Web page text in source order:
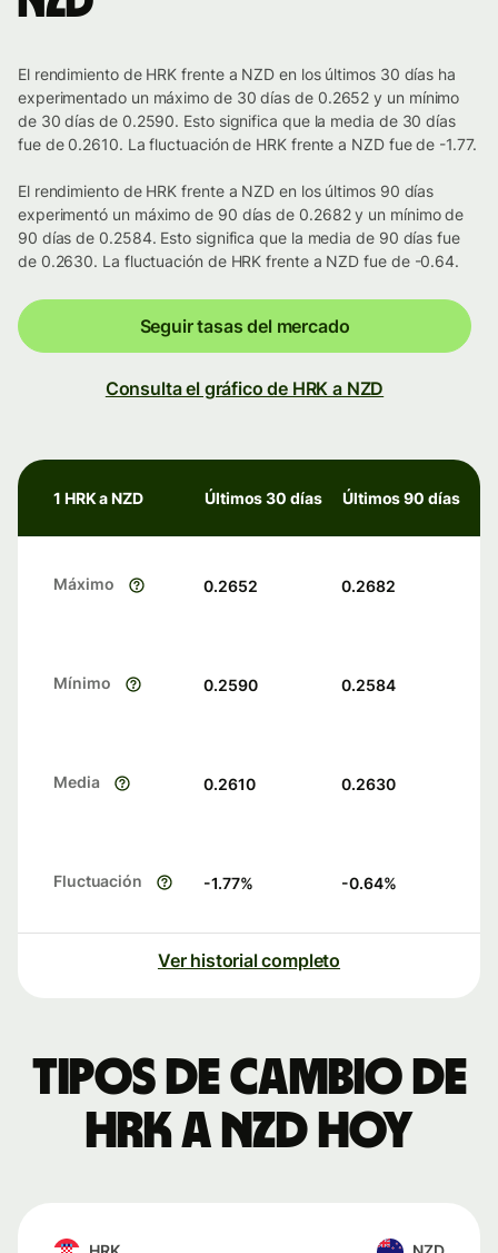
El rendimiento de HRK frente a NZD en los últimos 30 días ha
experimentado un máximo de 30 días de 0.2652 y un mínimo
de 30 días de 0.2590. Esto significa que la media de 30 días
fue de 0.2610. La fluctuación de HRK frente a NZD fue de -1.77.
El rendimiento de HRK frente a NZD en los últimos 90 días
experimentó un máximo de 90 días de 0.2682 y un mínimo de
90 días de 0.2584. Esto significa que la media de 90 días fue
de 0.2630. La fluctuación de HRK frente a NZD fue de -0.64.
Seguir tasas del mercado
Consulta el gráfico de HRK a NZD
1 HRK a NZD Últimos 30 días Últimos 90 días
Máximo 0.2652 0.2682
Mínimo 0.2590 0.2584
Media 0.2610 0.2630
Fluctuación -1.77% -0.64%
Ver historial completo
Tipos de cambio de
HRK a NZD hoy